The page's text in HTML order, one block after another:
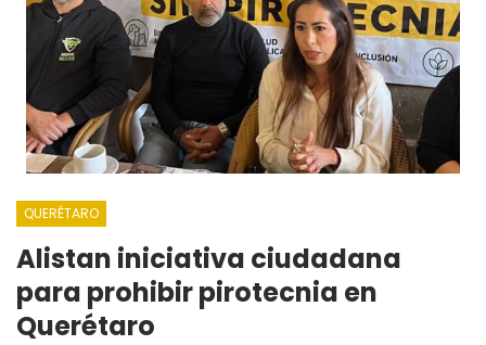
QUERÉTARO
Alistan iniciativa ciudadana
para prohibir pirotecnia en
Querétaro